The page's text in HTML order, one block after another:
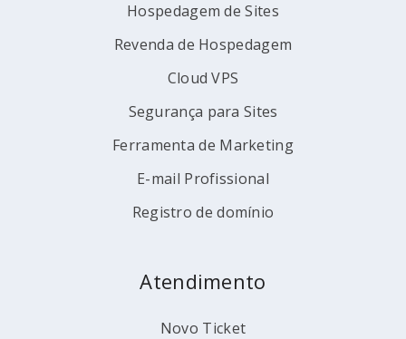
Hospedagem de Sites
Revenda de Hospedagem
Cloud VPS
Segurança para Sites
Ferramenta de Marketing
E-mail Profissional
Registro de domínio
Atendimento
Novo Ticket